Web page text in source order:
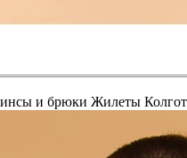
и брюки Жилеты